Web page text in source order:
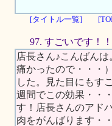
[タイトル一覧]
97. すごいです！！
店長さん♪こんばん
痛かったので・・・
した。見た目にもす
週間でこの効果・・
す！店長さんのアド
肉をがんばります・